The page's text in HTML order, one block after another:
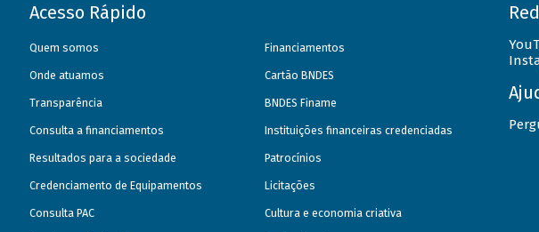
Acesso Rápido
Quem somos
Onde atuamos
Transparência
Consulta a financiamentos
Resultados para a sociedade
Credenciamento de Equipamentos
Consulta PAC
Financiamentos
Cartão BNDES
BNDES Finame
Instituições financeiras credenciadas
Patrocínios
Licitações
Cultura e economia criativa